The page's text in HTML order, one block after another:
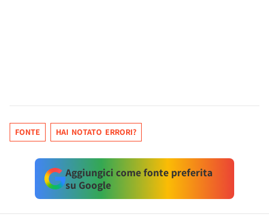
FONTE HAI NOTATO ERRORI?
Aggiungici come fonte preferita
su Google